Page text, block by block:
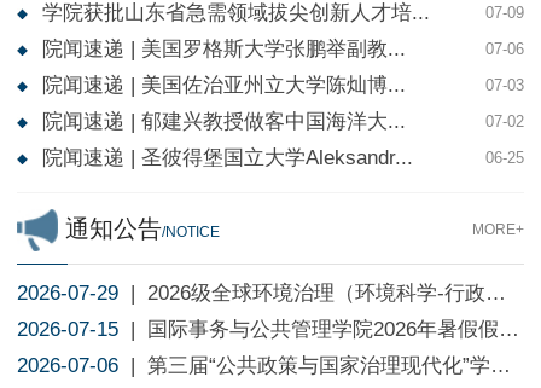
学院获批山东省急需领域拔尖创新人才培... 07-09
院闻速递 | 美国罗格斯大学张鹏举副教... 07-06
院闻速递 | 美国佐治亚州立大学陈灿博... 07-03
院闻速递 | 郁建兴教授做客中国海洋大... 07-02
院闻速递 | 圣彼得堡国立大学Aleksandr... 06-25
通知公告/NOTICE MORE+
2026-07-29 | 2026级全球环境治理（环境科学-行政管理）...
2026-07-15 | 国际事务与公共管理学院2026年暑假假期值班...
2026-07-06 | 第三届“公共政策与国家治理现代化”学术论...